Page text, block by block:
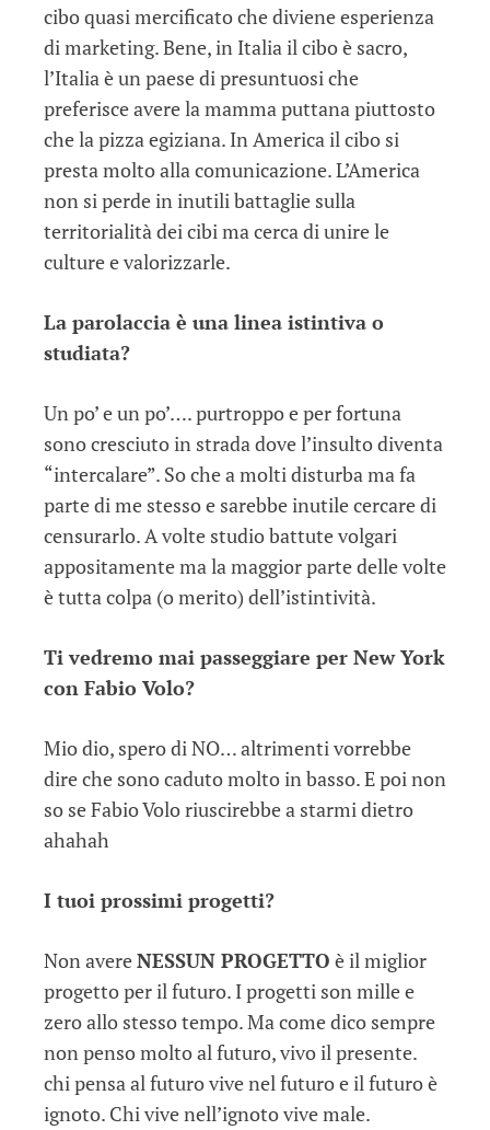
cibo quasi mercificato che diviene esperienza
di marketing. Bene, in Italia il cibo è sacro,
l’Italia è un paese di presuntuosi che
preferisce avere la mamma puttana piuttosto
che la pizza egiziana. In America il cibo si
presta molto alla comunicazione. L’America
non si perde in inutili battaglie sulla
territorialità dei cibi ma cerca di unire le
culture e valorizzarle.
La parolaccia è una linea istintiva o
studiata?
Un po’ e un po’…. purtroppo e per fortuna
sono cresciuto in strada dove l’insulto diventa
“intercalare”. So che a molti disturba ma fa
parte di me stesso e sarebbe inutile cercare di
censurarlo. A volte studio battute volgari
appositamente ma la maggior parte delle volte
è tutta colpa (o merito) dell’istintività.
Ti vedremo mai passeggiare per New York
con Fabio Volo?
Mio dio, spero di NO… altrimenti vorrebbe
dire che sono caduto molto in basso. E poi non
so se Fabio Volo riuscirebbe a starmi dietro
ahahah
I tuoi prossimi progetti?
Non avereNESSUN PROGETTO è il miglior
progetto per il futuro. I progetti son mille e
zero allo stesso tempo. Ma come dico sempre
non penso molto al futuro, vivo il presente.
chi pensa al futuro vive nel futuro e il futuro è
ignoto. Chi vive nell’ignoto vive male.